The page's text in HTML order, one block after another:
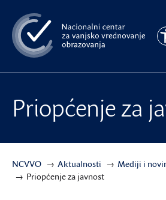
na
glavni
sadržaj
Priopćenje za
NCVVO Aktualnosti
Mediji i
Priopćenje za javnost